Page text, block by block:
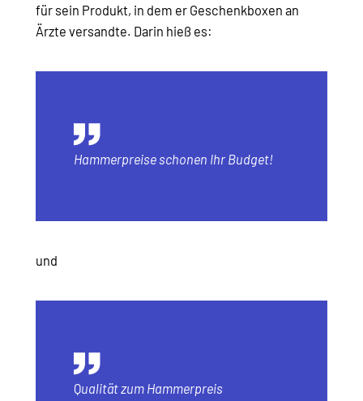
für sein Produkt, in dem er Geschenkboxen an
Ärzte versandte. Darin hieß es:
Hammerpreise schonen Ihr Budget!
und
Qualität zum Hammerpreis